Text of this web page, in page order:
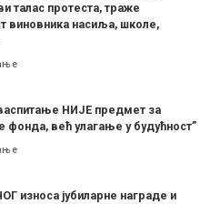
талас протеста, траже
виновника насиља, школе,
НИЈЕ предмет за
већ улагање у будућност”
износа јубиларне награде и